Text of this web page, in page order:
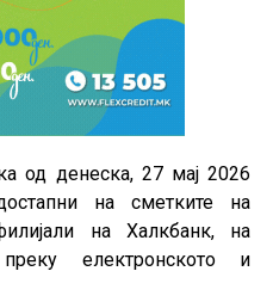
од денеска, 27 мај 2026
на сметките на
на Халкбанк, на
електронското и